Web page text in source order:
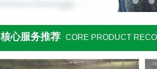
核心服务推荐 CORE PRODUCT